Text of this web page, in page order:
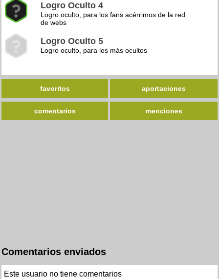
Logro Oculto 4
Logro oculto, para los fans acérrimos de la red
de webs
Logro Oculto 5
Logro oculto, para los más ocultos
favoritos aportaciones
comentarios menciones
Comentarios enviados
Este usuario no tiene comentarios